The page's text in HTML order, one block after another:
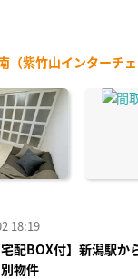
（紫竹山インターチ
18:19
宅配BOX付】新潟駅
物件